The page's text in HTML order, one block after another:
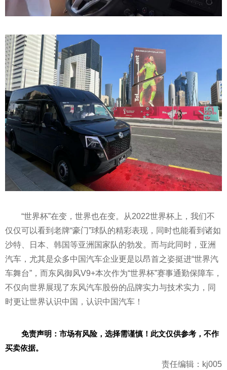
“世界杯”在变，世界也在变。从2022世界杯上，我们不
仅仅可以看到老牌“豪门”球队的精彩表现，同时也能看到诸如
沙特、日本、韩国等亚洲 国家队的勃发。而与此同时，亚洲
汽车，尤其是众多中国汽车企业更是以昂首之姿挺进“世界汽
车舞台”，而东风御风V9+本次作为“世界杯”赛事通勤保障车，
不仅向世界展现了东风汽车股份的品牌实力与技术实力，同
时更让世界认识中国，认识中国汽车！
免责声明：市场有风险，选择需谨慎！此文仅供参考，不作
买卖依据。
责任编辑：kj005